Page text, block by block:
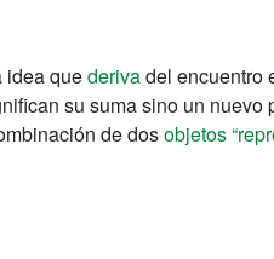
idea quederivadel encuentro
su suma sino un
de dosobjetos